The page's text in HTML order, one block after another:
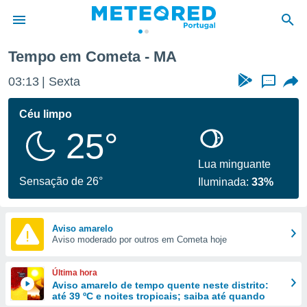
da
foi
fornecidas
a este
das
e
forma
digital
Tempo em Cometa - MA
03:13 Sexta ...
Céu limpo
25°
Sensação de 26°
Lua minguante
Iluminada:33%
Aviso amarelo
Aviso moderado por outros em Cometa hoje
Última hora
Aviso amarelo de tempo quente neste distrito:
até 39 ºC e noites tropicais; saiba até quando